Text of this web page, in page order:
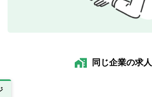
同じ企業の求人